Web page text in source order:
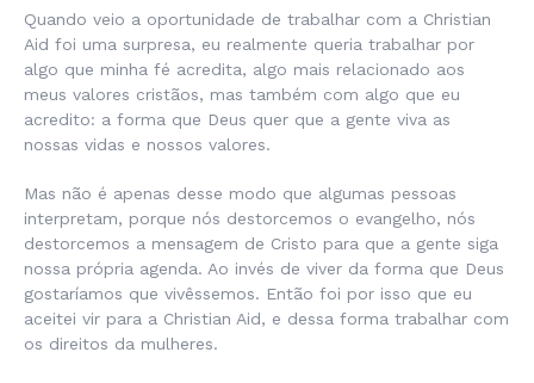
Quando veio a oportunidade de trabalhar com a Christian
Aid foi uma surpresa, eu realmente queria trabalhar por
algo que minha fé acredita, algo mais relacionado aos
meus valores cristãos, mas também com algo que eu
acredito: a forma que Deus quer que a gente viva as
nossas vidas e nossos valores.
Mas não é apenas desse modo que algumas pessoas
interpretam, porque nós destorcemos o evangelho, nós
destorcemos a mensagem de Cristo para que a gente siga
nossa própria agenda. Ao invés de viver da forma que Deus
gostaríamos que vivêssemos. Então foi por isso que eu
aceitei vir para a Christian Aid, e dessa forma trabalhar com
os direitos da mulheres.